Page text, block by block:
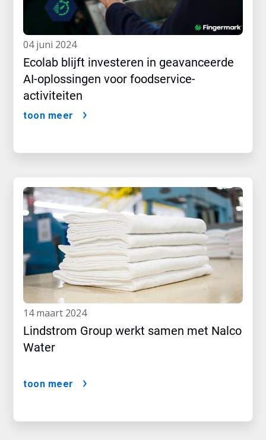
04 juni 2024
Ecolab blijft investeren in geavanceerde
AI-oplossingen voor foodservice-
activiteiten
toon meer
14 maart 2024
Lindstrom Group werkt samen met Nalco
Water
toon meer